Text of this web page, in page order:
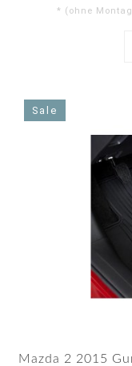
* (ohne
Sale
Mazda 2 2015